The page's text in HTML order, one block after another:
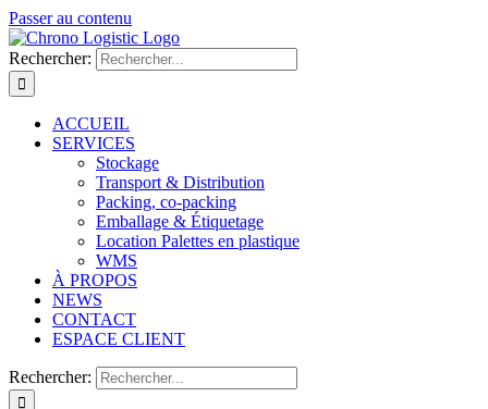
Passer au contenu
Rechercher:
ACCUEIL
SERVICES
Stockage
Transport & Distribution
Packing, co-packing
Emballage & Étiquetage
Location Palettes en plastique
WMS
À PROPOS
NEWS
CONTACT
ESPACE CLIENT
Rechercher: